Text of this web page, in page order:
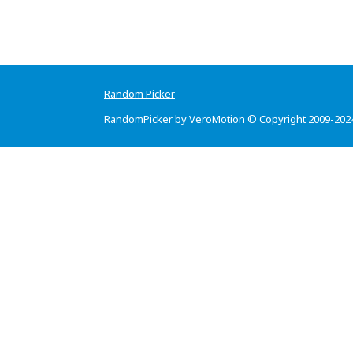
Random Picker
RandomPicker by VeroMotion © Copyright 2009-